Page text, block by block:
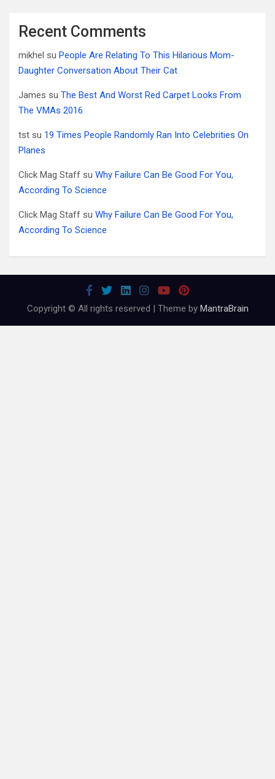
Recent Comments
mikhel su People Are Relating To This Hilarious Mom-
Daughter Conversation About Their Cat
James su The Best And Worst Red Carpet Looks From
The VMAs 2016
tst su 19 Times People Randomly Ran Into Celebrities On
Planes
Click Mag Staff su Why Failure Can Be Good For You,
According To Science
Click Mag Staff su Why Failure Can Be Good For You,
According To Science
Copyright © All rights reserved | Theme by MantraBrain